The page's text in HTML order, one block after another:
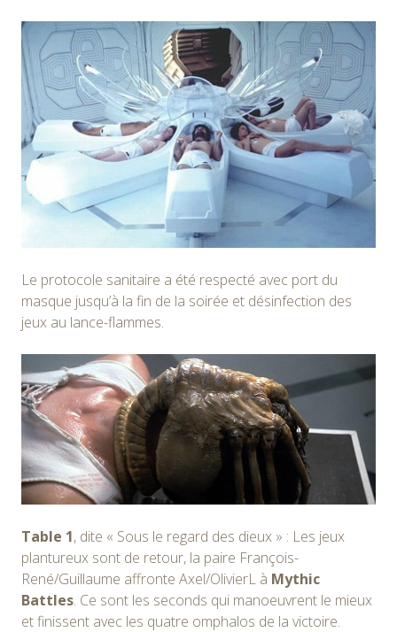
Le protocole sanitaire a été respecté avec port du
masque jusqu’à la fin de la soirée et désinfection des
jeux au lance-flammes.
Table 1, dite « Sous le regard des dieux » : Les jeux
plantureux sont de retour, la paire François-
René/Guillaume affronte Axel/OlivierL à Mythic
Battles. Ce sont les seconds qui manoeuvrent le mieux
et finissent avec les quatre omphalos de la victoire.